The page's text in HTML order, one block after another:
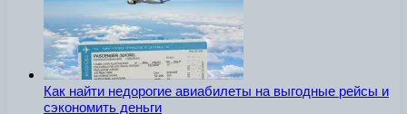
Как найти недорогие авиабилеты на выгодные рейсы и
сэкономить деньги